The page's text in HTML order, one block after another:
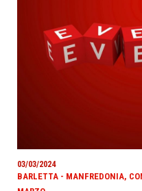
03/03/2024
BARLETTA - MANFREDONIA,